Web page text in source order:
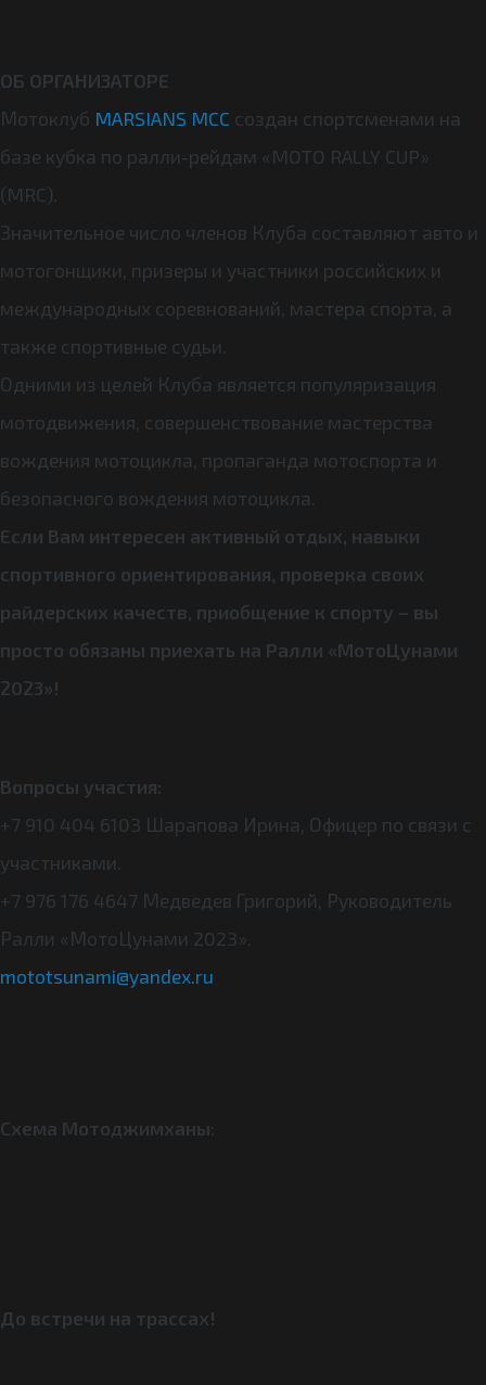
ОБ ОРГАНИЗАТОРЕ
Мотоклуб MARSIANS MCC создан спортсменами на
базе кубка по ралли-рейдам «MOTO RALLY CUP»
(MRC).
Значительное число членов Клуба составляют авто и
мотогонщики, призеры и участники российских и
международных соревнований, мастера спорта, а
также спортивные судьи.
Одними из целей Клуба является популяризация
мотодвижения, совершенствование мастерства
вождения мотоцикла, пропаганда мотоспорта и
безопасного вождения мотоцикла.
Если Вам интересен активный отдых, навыки
спортивного ориентирования, проверка своих
райдерских качеств, приобщение к спорту – вы
просто обязаны приехать на Ралли «МотоЦунами
2023»!
Вопросы участия:
+7 910 404 6103 Шарапова Ирина, Офицер по связи с
участниками.
+7 976 176 4647 Медведев Григорий, Руководитель
Ралли «МотоЦунами 2023».
mototsunami@yandex.ru
Схема Мотоджимханы:
До встречи на трассах!